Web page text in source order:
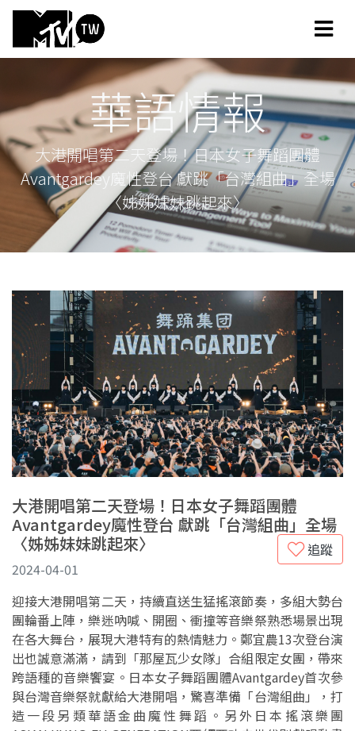
華語情報
大港開唱第二天登場！日本女子舞蹈團體
Avantgardey魔性登台 獻跳「台灣組曲」全場
〈姊姊妹妹跳起來〉
大港開唱第二天登場！日本女子舞蹈團體
Avantgardey魔性登台 獻跳「台灣組曲」全場
〈姊姊妹妹跳起來〉
追蹤
2024-04-01
迎接大港開唱第二天，持續直送生猛搖滾節奏，多組大勢台
團輪番上陣，樂迷吶喊、開圈、衝撞等音樂祭熟悉場景出現
在各大舞台，展現大港特有的熱情魅力。鄭宜農13次登台演
出也誠意滿滿，請到「那屋瓦少女隊」合組限定女團，帶來
跨語種的音樂饗宴。日本女子舞蹈團體Avantgardey首次參
與台灣音樂祭就獻給大港開唱，驚喜準備「台灣組曲」，打
造一段另類華語金曲魔性舞蹈。另外日本搖滾樂團